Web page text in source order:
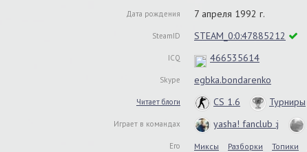
Дата рождения 7 апреля 1992 г.
SteamID STEAM_0:0:47885212
ICQ 466535614
Skype egbka.bondarenko
Читает блоги CS 1.6 Турниры
Играет в командах yasha! fanclub :j
Его Миксы Разборки Топики